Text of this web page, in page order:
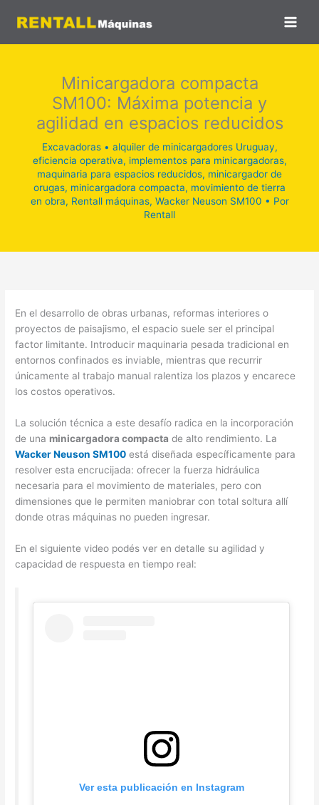
Minicargadora compacta
SM100: Máxima potencia y
agilidad en espacios reducidos
Excavadoras• alquiler de minicargadores Uruguay,
eficiencia operativa, implementos para minicargadoras,
maquinaria para espacios reducidos, minicargador de
orugas, minicargadora compacta, movimiento de tierra
en obra, Rentall máquinas, Wacker Neuson SM100 • Por
Rentall
En el desarrollo de obras urbanas, reformas interiores o
proyectos de paisajismo, el espacio suele ser el principal
factor limitante. Introducir maquinaria pesada tradicional en
entornos confinados es inviable, mientras que recurrir
únicamente al trabajo manual ralentiza los plazos y encarece
los costos operativos.
La solución técnica a este desafío radica en la incorporación
de una minicargadora compacta de alto rendimiento. La
Wacker Neuson SM100 está diseñada específicamente para
resolver esta encrucijada: ofrecer la fuerza hidráulica
necesaria para el movimiento de materiales, pero con
dimensiones que le permiten maniobrar con total soltura allí
donde otras máquinas no pueden ingresar.
En el siguiente video podés ver en detalle su agilidad y
capacidad de respuesta en tiempo real:
Ver esta publicación en Instagram